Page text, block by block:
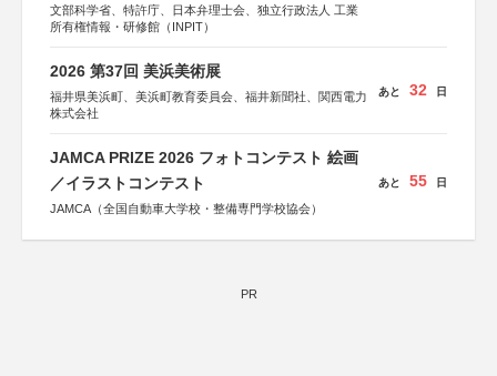
文部科学省、特許庁、日本弁理士会、独立行政法人 工業
所有権情報・研修館（INPIT）
2026 第37回 美浜美術展
福井県美浜町、美浜町教育委員会、福井新聞社、関西電力
株式会社
あと 32 日
JAMCA PRIZE 2026 フォトコンテスト 絵画
／イラストコンテスト
JAMCA（全国自動車大学校・整備専門学校協会）
あと 55 日
PR